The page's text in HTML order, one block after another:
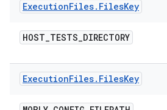
ExecutionFiles. FilesKey
HOST_TESTS_DIRECTORY
ExecutionFiles. FilesKey